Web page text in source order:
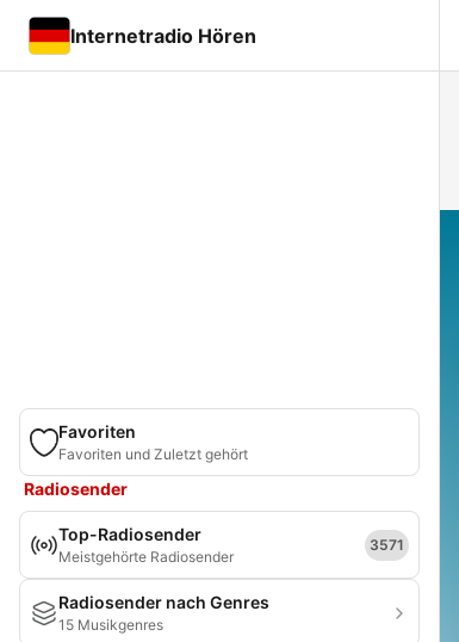
Internetradio Hören
Favoriten
Favoriten und Zuletzt gehört
Radiosender
Top-Radiosender
Meistgehörte Radiosender
3571
Radiosender nach Genres
15 Musikgenres